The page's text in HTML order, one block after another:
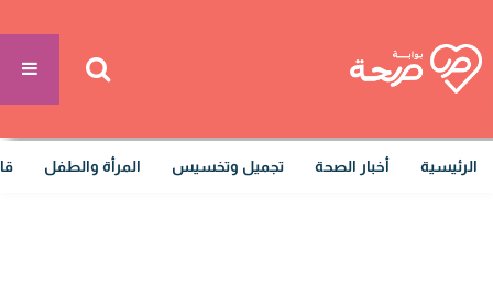
الرئيسية أخبار الصحة تجميل وتخسيس المرأة والطفل